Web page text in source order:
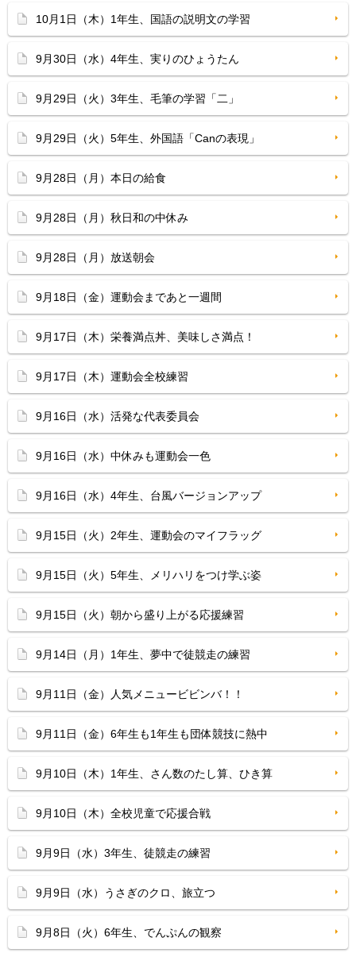
10月1日（木）1年生、国語の説明文の学習
9月30日（水）4年生、実りのひょうたん
9月29日（火）3年生、毛筆の学習「二」
9月29日（火）5年生、外国語「Canの表現」
9月28日（月）本日の給食
9月28日（月）秋日和の中休み
9月28日（月）放送朝会
9月18日（金）運動会まであと一週間
9月17日（木）栄養満点丼、美味しさ満点！
9月17日（木）運動会全校練習
9月16日（水）活発な代表委員会
9月16日（水）中休みも運動会一色
9月16日（水）4年生、台風バージョンアップ
9月15日（火）2年生、運動会のマイフラッグ
9月15日（火）5年生、メリハリをつけ学ぶ姿
9月15日（火）朝から盛り上がる応援練習
9月14日（月）1年生、夢中で徒競走の練習
9月11日（金）人気メニュービビンバ！！
9月11日（金）6年生も1年生も団体競技に熱中
9月10日（木）1年生、さん数のたし算、ひき算
9月10日（木）全校児童で応援合戦
9月9日（水）3年生、徒競走の練習
9月9日（水）うさぎのクロ、旅立つ
9月8日（火）6年生、でんぷんの観察